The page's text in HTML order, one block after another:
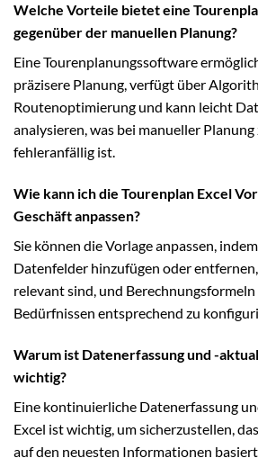
Welche Vorteile bietet eine
gegenüber der manuellen Planung?
Eine Tourenplanungssoftware
präzisere Planung, verfügt über
Routenoptimierung und kann leicht
analysieren, was bei manueller
fehleranfällig ist.
Wie kann ich die Tourenplan Excel
Geschäft anpassen?
Sie können die Vorlage anpassen,
Datenfelder hinzufügen oder
relevant sind, und
Bedürfnissen entsprechend zu
Warum ist Datenerfassung und -
wichtig?
Eine kontinuierliche Datenerfassung
Excel ist wichtig, um sicherzustellen,
auf den neuesten Informationen